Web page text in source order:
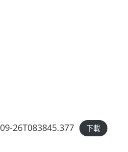
26T083845.377 下載